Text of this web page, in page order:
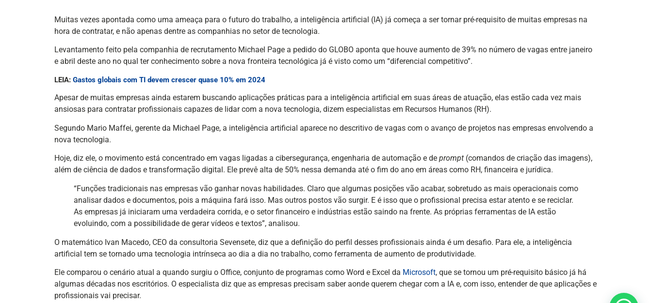
Muitas vezes apontada como uma ameaça para o futuro do trabalho, a inteligência artificial (IA) já começa a ser tornar pré-requisito de muitas empresas na
hora de contratar, e não apenas dentre as companhias no setor de tecnologia.
Levantamento feito pela companhia de recrutamento Michael Page a pedido do GLOBO aponta que houve aumento de 39% no número de vagas entre janeiro
e abril deste ano no qual ter conhecimento sobre a nova fronteira tecnológica já é visto como um “diferencial competitivo”.
LEIA: Gastos globais com TI devem crescer quase 10% em 2024
Apesar de muitas empresas ainda estarem buscando aplicações práticas para a inteligência artificial em suas áreas de atuação, elas estão cada vez mais
ansiosas para contratar profissionais capazes de lidar com a nova tecnologia, dizem especialistas em Recursos Humanos (RH).
Segundo Mario Maffei, gerente da Michael Page, a inteligência artificial aparece no descritivo de vagas com o avanço de projetos nas empresas envolvendo a
nova tecnologia.
Hoje, diz ele, o movimento está concentrado em vagas ligadas a cibersegurança, engenharia de automação e de prompt (comandos de criação das imagens),
além de ciência de dados e transformação digital. Ele prevê alta de 50% nessa demanda até o fim do ano em áreas como RH, financeira e jurídica.
“Funções tradicionais nas empresas vão ganhar novas habilidades. Claro que algumas posições vão acabar, sobretudo as mais operacionais como
analisar dados e documentos, pois a máquina fará isso. Mas outros postos vão surgir. E é isso que o profissional precisa estar atento e se reciclar.
As empresas já iniciaram uma verdadeira corrida, e o setor financeiro e indústrias estão saindo na frente. As próprias ferramentas de IA estão
evoluindo, com a possibilidade de gerar vídeos e textos”, analisou.
O matemático Ivan Macedo, CEO da consultoria Sevensete, diz que a definição do perfil desses profissionais ainda é um desafio. Para ele, a inteligência
artificial tem se tornado uma tecnologia intrínseca ao dia a dia no trabalho, como ferramenta de aumento de produtividade.
Ele comparou o cenário atual a quando surgiu o Office, conjunto de programas como Word e Excel da Microsoft, que se tornou um pré-requisito básico já há
algumas décadas nos escritórios. O especialista diz que as empresas precisam saber aonde querem chegar com a IA e, com isso, entender de que aplicações e
profissionais vai precisar.